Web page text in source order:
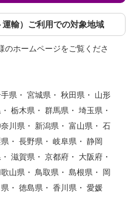
運輸）ご利用での対象地域
ホームページをご覧くださ
県・ 宮城県・ 秋田県・ 山形
栃木県・ 群馬県・ 埼玉県・
川県・ 新潟県・ 富山県・ 石
・ 長野県・ 岐阜県・ 静岡
滋賀県・ 京都府・ 大阪府・
山県・ 鳥取県・ 島根県・ 岡
・ 徳島県・ 香川県・ 愛媛